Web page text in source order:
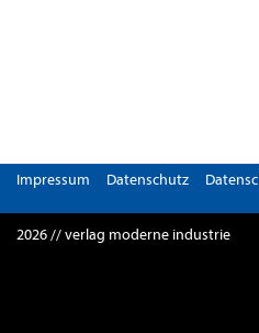
Impressum Datenschutz
2026 // verlag moderne industrie